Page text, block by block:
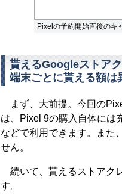
Pixelの予約開始直後のキ
貰えるGoogleストア
端末ごとに貰える額は
まず、大前提。今回の
は、Pixel 9の購入自体には
などで利用できます。また
せん。
続いて、貰えるストアク
す。